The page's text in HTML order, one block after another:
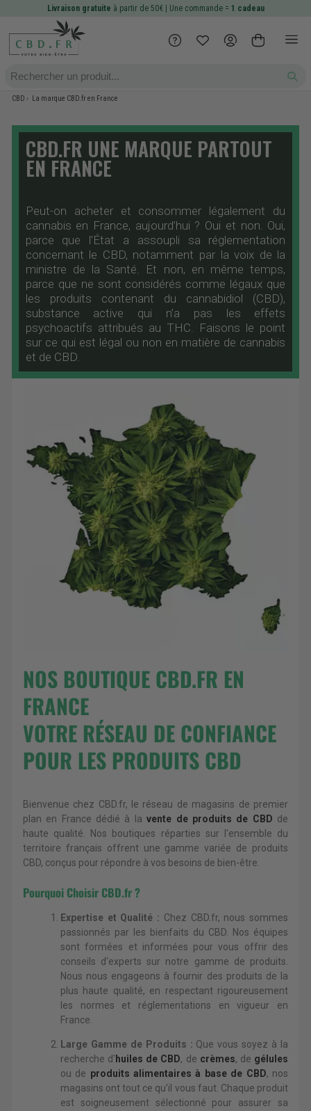
Livraison gratuite à partir de 50€ | Une commande = 1 cadeau
CBD La marque CBD.fr en France
CBD.FR UNE MARQUE PARTOUT
EN FRANCE
Peut-on acheter et consommer légalement du
cannabis en France, aujourd’hui ? Oui et non. Oui,
parce que l’État a assoupli sa réglementation
concernant le CBD, notamment par la voix de la
ministre de la Santé. Et non, en même temps,
parce que ne sont considérés comme légaux que
les produits contenant du cannabidiol (CBD),
substance active qui n’a pas les effets
psychoactifs attribués au THC. Faisons le point
sur ce qui est légal ou non en matière de cannabis
et de CBD.
NOS BOUTIQUE CBD.FR EN
FRANCE
VOTRE RÉSEAU DE CONFIANCE
POUR LES PRODUITS CBD
Bienvenue chez CBD.fr, le réseau de magasins de premier
plan en France dédié à lavente de produits de CBD de
haute qualité. Nos boutiques réparties sur l'ensemble du
territoire français offrent une gamme variée de produits
CBD, conçus pour répondre à vos besoins de bien-être.
Pourquoi Choisir CBD.fr ?
Expertise et Qualité : Chez CBD.fr, nous sommes
passionnés par les bienfaits du CBD. Nos équipes
sont formées et informées pour vous offrir des
conseils d'experts sur notre gamme de produits.
Nous nous engageons à fournir des produits de la
plus haute qualité, en respectant rigoureusement
les normes et réglementations en vigueur en
France.
Large Gamme de Produits : Que vous soyez à la
recherche d' huiles de CBD, de crèmes, de gélules
ou de produits alimentaires à base de CBD, nos
magasins ont tout ce qu'il vous faut. Chaque produit
est soigneusement sélectionné pour assurer sa